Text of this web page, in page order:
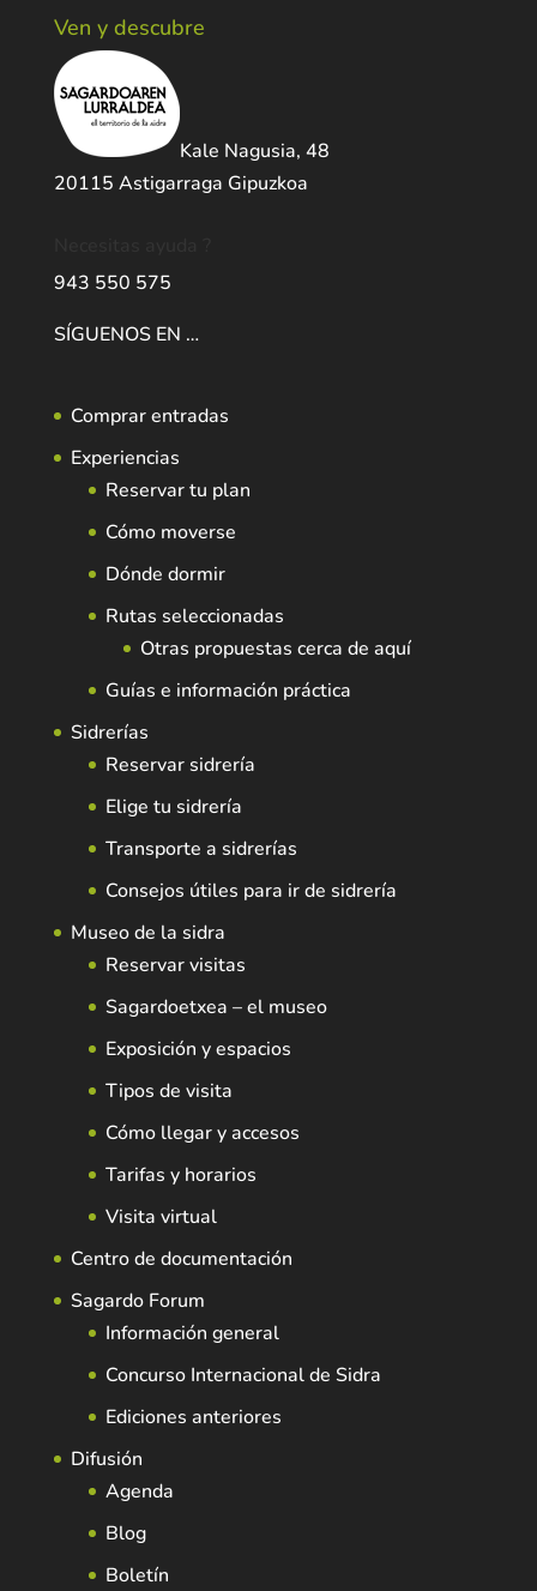
Ven y descubre
Kale Nagusia, 48
20115 Astigarraga Gipuzkoa
943 550 575
SÍGUENOS EN …
Comprar entradas
Experiencias
Reservar tu plan
Cómo moverse
Dónde dormir
Rutas seleccionadas
Otras propuestas cerca de aquí
Guías e información práctica
Sidrerías
Reservar sidrería
Elige tu sidrería
Transporte a sidrerías
Consejos útiles para ir de sidrería
Museo de la sidra
Reservar visitas
Sagardoetxea – el museo
Exposición y espacios
Tipos de visita
Cómo llegar y accesos
Tarifas y horarios
Visita virtual
Centro de documentación
Sagardo Forum
Información general
Concurso Internacional de Sidra
Ediciones anteriores
Difusión
Agenda
Blog
Boletín